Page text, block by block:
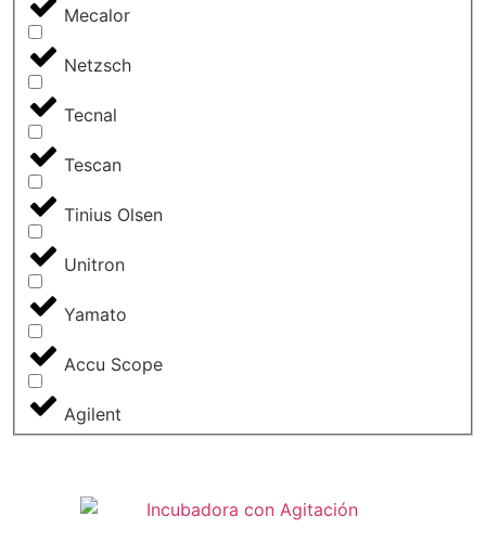
Mecalor
Netzsch
Tecnal
Tescan
Tinius Olsen
Unitron
Yamato
Accu Scope
Agilent